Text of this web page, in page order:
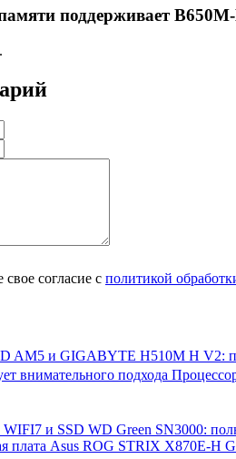
поддерживает
согласие с политикой
AM5 и GIGABYTE H510M H V2:
внимательного подхода
и SSD WD Green SN3000:
плата Asus ROG STRIX X870E-